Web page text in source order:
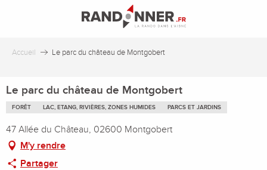
principal
Accueil Le parc du château de Montgobert
Le parc du château de Montgobert
FORÊT LAC, ETANG, RIVIÈRES, ZONES HUMIDES PARCS ET JARDINS
47 Allée du Château, 02600 Montgobert
M'y rendre
Partager